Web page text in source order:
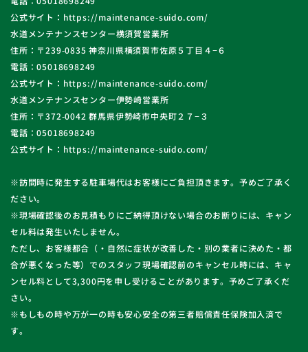
公式サイト：https://maintenance-suido.com/
水道メンテナンスセンター横須賀営業所
住所：〒239-0835 神奈川県横須賀市佐原５丁目４−６
電話：05018698249
公式サイト：https://maintenance-suido.com/
水道メンテナンスセンター伊勢崎営業所
住所：〒372-0042 群馬県伊勢崎市中央町２７−３
電話：05018698249
公式サイト：https://maintenance-suido.com/
※訪問時に発生する駐車場代はお客様にご負担頂きます。予めご了承く
ださい。
※現場確認後のお見積もりにご納得頂けない場合のお断りには、キャン
セル料は発生いたしません。
ただし、お客様都合（・自然に症状が改善した・別の業者に決めた・都
合が悪くなった等）でのスタッフ現場確認前のキャンセル時には、キャ
ンセル料として3,300円を申し受けることがあります。予めご了承くだ
さい。
※もしもの時や万が一の時も安心安全の第三者賠償責任保険加入済で
す。